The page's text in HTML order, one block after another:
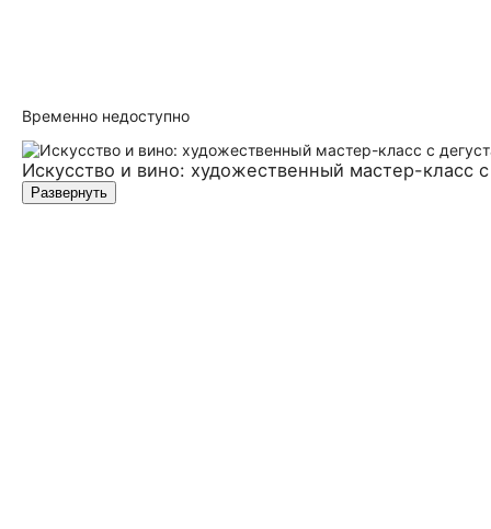
Временно недоступно
Искусство и вино: художественный мастер-класс
Развернуть